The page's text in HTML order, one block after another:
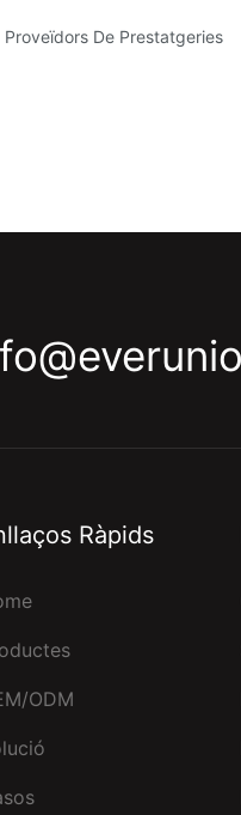
Proveïdors De Prestatgeries
Ràpids
ODM